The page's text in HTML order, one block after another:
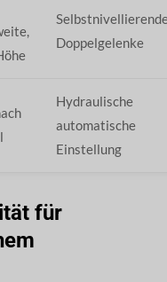
Doppelgelenke
Hydraulische
automatische
Einstellung
für